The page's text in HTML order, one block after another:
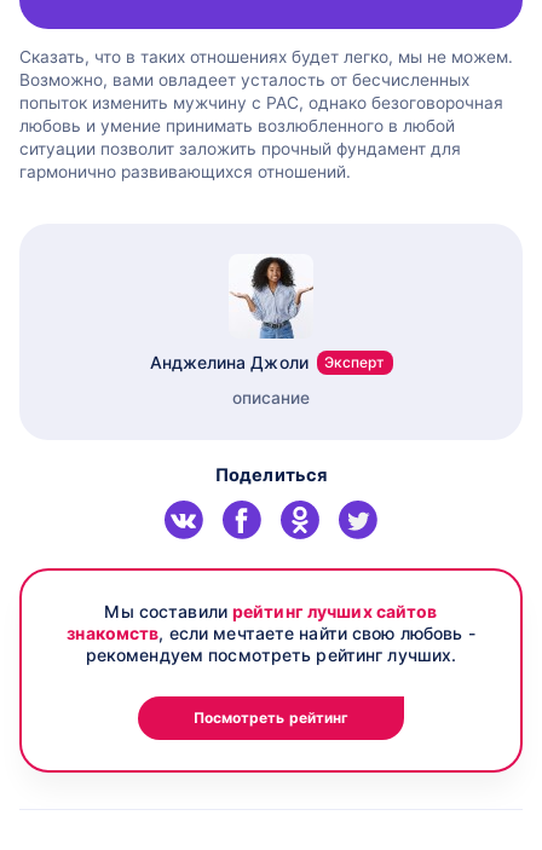
Сказать, что в таких отношениях будет легко, мы не можем.
Возможно, вами овладеет усталость от бесчисленных
попыток изменить мужчину с РАС, однако безоговорочная
любовь и умение принимать возлюбленного в любой
ситуации позволит заложить прочный фундамент для
гармонично развивающихся отношений.
Анджелина Джоли Эксперт
описание
Поделиться
Мы составилирейтинг лучших сайтов
знакомств, если мечтаете найти свою любовь -
рекомендуем посмотреть рейтинг лучших.
Посмотреть рейтинг